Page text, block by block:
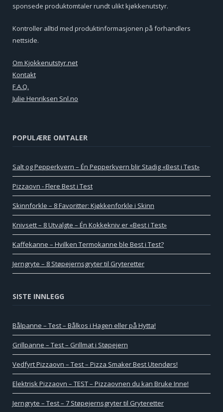
sponsede produktomtaler rundt ulikt kjøkkenutstyr.
Kontroller alltid med produktinformasjonen på forhandlers
nettside.
Om Kjokkenutstyr.net
Kontakt
F.A.Q.
Julie Henriksen Snl.no
POPULÆRE OMTALER
Salt og Pepperkvern – Én Pepperkvern blir Stadig «Best i Test»
Pizzaovn - Flere Best i Test
Skinnforkle – 8 Favoritter: Kjøkkenforkle i Skinn
Knivsett – 8 Utvalgte – Én Kokkekniv er «Best i Test»
Kaffekanne – Hvilken Termokanne ble Best i Test?
Jerngryte – 8 Støpejernsgryter til Gryteretter
SISTE INNLEGG
Bålpanne – Test – Bålkos i Hagen eller på Hytta!
Grillpanne – Test – Grillmat i Støpejern
Vedfyrt Pizzaovn – Test – Pizza Smaker Best Utendørs!
Elektrisk Pizzaovn – TEST – Pizzaovnen du kan Bruke Inne!
Jerngryte – Test – 7 Støpejernsgryter til Gryteretter